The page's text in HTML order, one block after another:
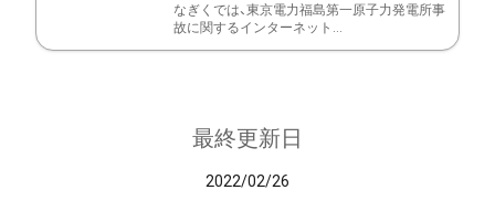
なぎくでは、東京電力福島第一原子力発電所事
故に関するインターネット...
最終更新日
2022/02/26